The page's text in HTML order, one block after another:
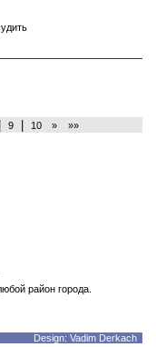
9 10 » »»
район города.
Design: Vadim Derkach